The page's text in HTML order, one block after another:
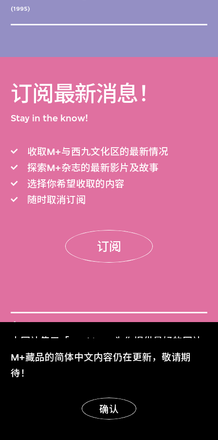
本网站使用「Cookies」为你提供最好的网站
体验。
了解更多
明白
M+藏品的简体中文内容仍在更新，敬请期
待！
确认
(1995)
订阅最新消息！
Stay in the know!
收取M+与西九文化区的最新情况
探索M+杂志的最新影片及故事
选择你希望收取的内容
随时取消订阅
订阅
门票
Get Tickets